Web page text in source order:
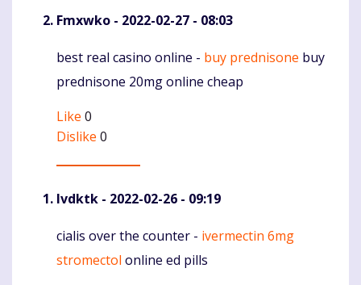
Fmxwko - 2022-02-27 - 08:03
Komentaras
best real casino online - buy prednisone buy
prednisone 20mg online cheap
Like 0
Dislike 0
Ivdktk - 2022-02-26 - 09:19
Komentaras
cialis over the counter - ivermectin 6mg
stromectol online ed pills